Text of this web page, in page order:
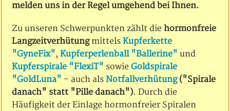
melden uns in der Regel umgehend bei Ihnen.
Zu unseren Schwerpunkten zählt die hormonfreie
Langzeitverhütung mittelsKupferkette
"GyneFix",Kupferperlenball "Ballerine" und
Kupferspirale "FlexiT" sowie Goldspirale
"GoldLuna" - auch alsNotfallverhütung("Spirale
danach" statt "Pille danach"). Durch die
Häufigkeit der Einlage hormonfreier Spiralen